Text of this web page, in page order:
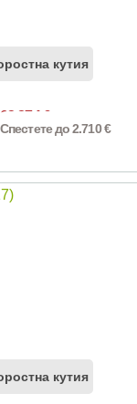
кутия
63.874 €
Спестете до 2.710 €
кутия